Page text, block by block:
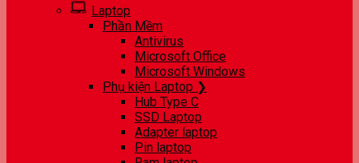
Laptop
Phần Mềm
Antivirus
Microsoft Office
Microsoft Windows
Phụ kiện Laptop ❯
Hub Type C
SSD Laptop
Adapter laptop
Pin laptop